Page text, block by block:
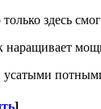
здесь
наращивает
]